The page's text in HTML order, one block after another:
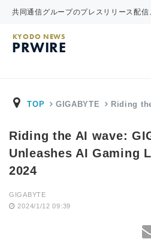
共同通信グループのプレスリリース配信
KYODO NEWS
PRWIRE
TOP GIGABYTE Riding
Riding the AI wave:
Unleashes AI Gaming
2024
GIGABYTE
2024/1/12 09:39